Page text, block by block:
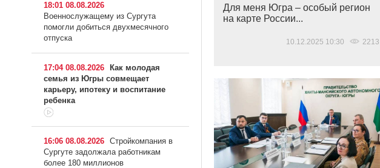
Для меня Югра – особый регион
на карте России...
10.12.2025 10:30 2213
18:01 08.08.2026
Военнослужащему из Сургута
помогли добиться двухмесячного
отпуска
17:04 08.08.2026
Как молодая
семья из Югры совмещает
карьеру, ипотеку и воспитание
ребенка
16:06 08.08.2026 Стройкомпания в
Сургуте задолжала работникам
более 180 миллионов